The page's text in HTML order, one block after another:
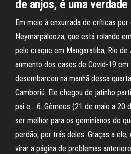
de anjos, é uma
Em meio à enxurrada de críticas por
Neymarpalooza, que está rolando
pelo craque em Mangaratiba, Rio
aumento dos casos de Covid-19
desembarcou na manhã dessa
Camboriú. Ele chegou de jatinho
pai e… 6. Gêmeos (21 de maio a 20
ser melhor para os geminianos do
perdão, por trás deles. Graças a
virar a página de problemas